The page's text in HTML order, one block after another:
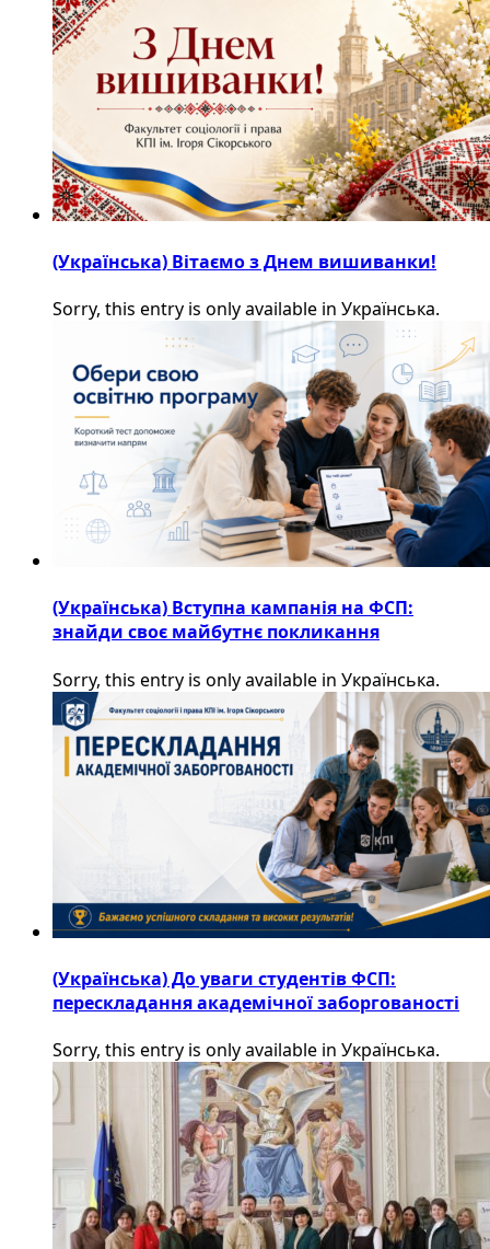
(Українська) Вітаємо з Днем вишиванки!
Sorry, this entry is only available in Українська.
(Українська) Вступна кампанія на ФСП:
знайди своє майбутнє покликання
Sorry, this entry is only available in Українська.
(Українська) До уваги студентів ФСП:
перескладання академічної заборгованості
Sorry, this entry is only available in Українська.